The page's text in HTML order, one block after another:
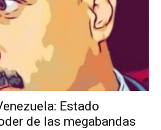
Estado
de las megabandas